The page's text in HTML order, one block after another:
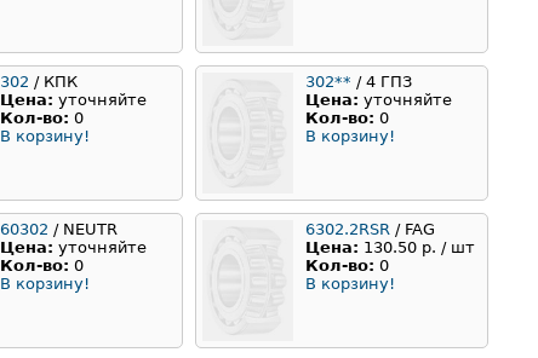
302 / КПК
Цена: уточняйте
Кол-во: 0
В корзину!
302** / 4 ГПЗ
Цена: уточняйте
Кол-во: 0
В корзину!
60302 / NEUTR
Цена: уточняйте
Кол-во: 0
В корзину!
6302.2RSR / FAG
Цена: 130.50 р. / шт
Кол-во: 0
В корзину!